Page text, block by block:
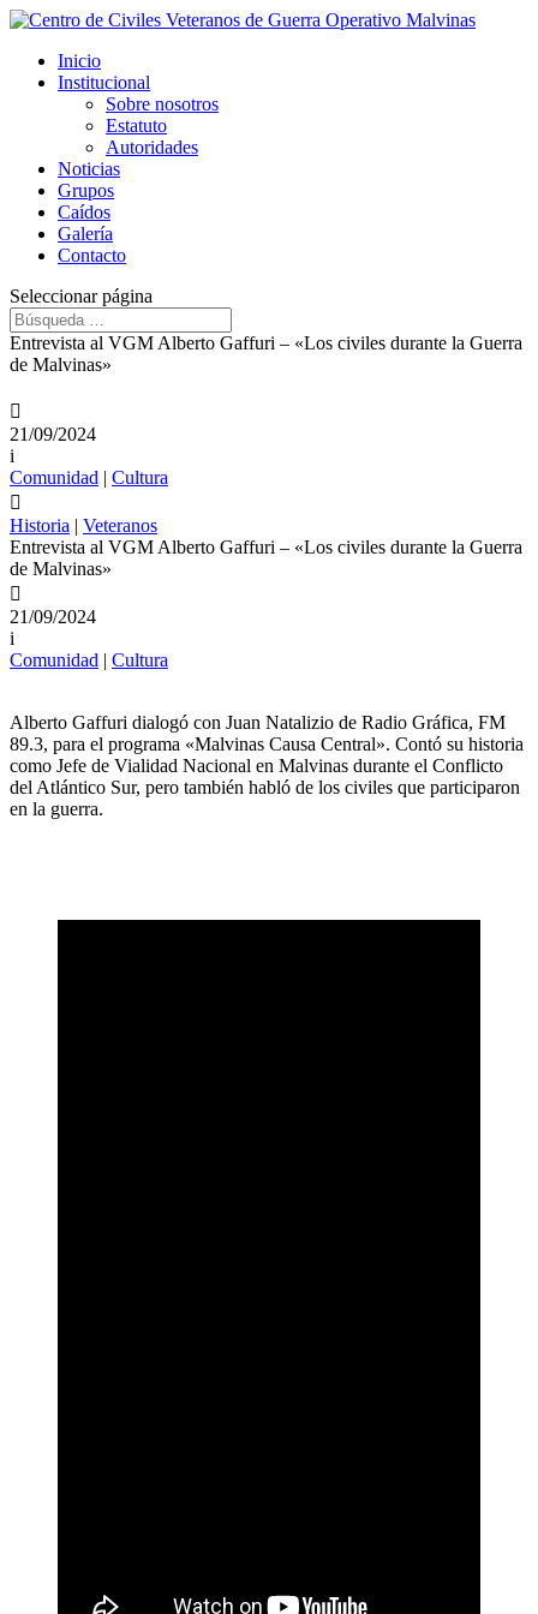
Inicio
Institucional
Sobre nosotros
Estatuto
Autoridades
Noticias
Grupos
Caídos
Galería
Contacto
Seleccionar página
Entrevista al VGM Alberto Gaffuri – «Los civiles durante la Guerra
de Malvinas»

21/09/2024
i
Comunidad | Cultura

Historia | Veteranos
Entrevista al VGM Alberto Gaffuri – «Los civiles durante la Guerra
de Malvinas»

21/09/2024
i
Comunidad | Cultura
Alberto Gaffuri dialogó con Juan Natalizio de Radio Gráfica, FM
89.3, para el programa «Malvinas Causa Central». Contó su historia
como Jefe de Vialidad Nacional en Malvinas durante el Conflicto
del Atlántico Sur, pero también habló de los civiles que participaron
en la guerra.